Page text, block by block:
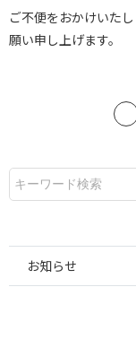
ご不便をおかけいた
願い申し上げます。
お知らせ